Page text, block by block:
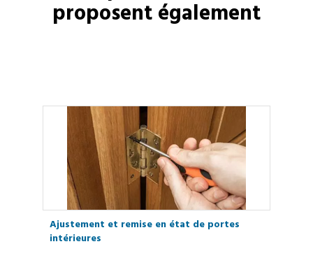
proposent également
Ajustement et remise en état de portes
intérieures